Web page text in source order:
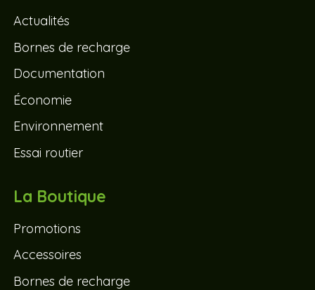
Actualités
Bornes de recharge
Documentation
Économie
Environnement
Essai routier
La Boutique
Promotions
Accessoires
Bornes de recharge